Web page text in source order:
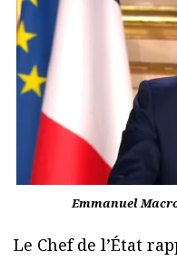
Emmanuel
Le Chef de l’État